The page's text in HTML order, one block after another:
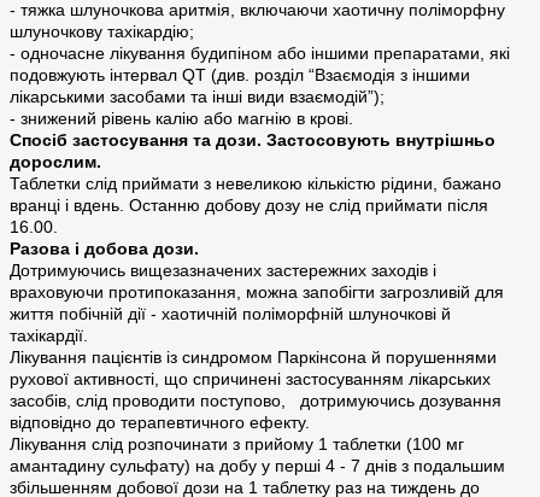
- тяжка шлуночкова аритмія, включаючи хаотичну поліморфну
шлуночкову тахікардію;
- одночасне лікування будипіном або іншими препаратами, які
подовжують інтервал QT (див. розділ “Взаємодія з іншими
лікарськими засобами та інші види взаємодій”);
- знижений рівень калію або магнію в крові.
Спосіб застосування та дози. Застосовують внутрішньо
дорослим.
Таблетки слід приймати з невеликою кількістю рідини, бажано
вранці і вдень. Останню добову дозу не слід приймати після
16.00.
Разова і добова дози.
Дотримуючись вищезазначених застережних заходів і
враховуючи протипоказання, можна запобігти загрозливій для
життя побічній дії - хаотичній поліморфній шлуночкові й
тахікардії.
Лікування пацієнтів із синдромом Паркінсона й порушеннями
рухової активності, що спричинені застосуванням лікарських
засобів, слід проводити поступово, дотримуючись дозування
відповідно до терапевтичного ефекту.
Лікування слід розпочинати з прийому 1 таблетки (100 мг
амантадину сульфату) на добу у перші 4 - 7 днів з подальшим
збільшенням добової дози на 1 таблетку раз на тиждень до